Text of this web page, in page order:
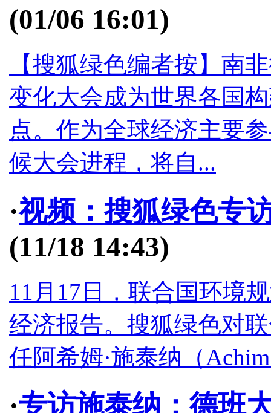
(01/06 16:01)
【搜狐绿色编者按】南
变化大会成为世界各国
点。作为全球经济主要
候大会进程，将自...
·视频：搜狐绿色专
(11/18 14:43)
11月17日，联合国环境
经济报告。搜狐绿色对
任阿希姆·施泰纳（
·专访施泰纳：德班